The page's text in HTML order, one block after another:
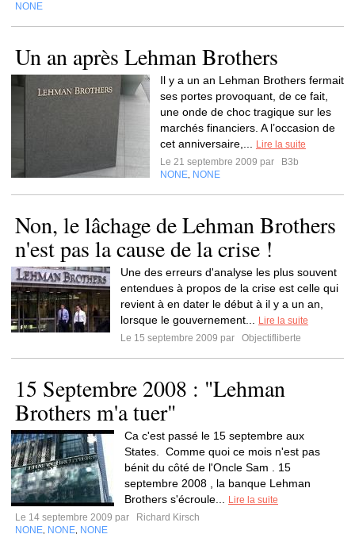
NONE
Un an après Lehman Brothers
Il y a un an Lehman Brothers fermait
ses portes provoquant, de ce fait,
une onde de choc tragique sur les
marchés financiers. A l’occasion de
cet anniversaire,...
Lire la suite
Le 21 septembre 2009 par
B3b
NONE NONE
Non, le lâchage de Lehman Brothers
n'est pas la cause de la crise !
Une des erreurs d'analyse les plus souvent
entendues à propos de la crise est celle qui
revient à en dater le début à il y a un an,
lorsque le gouvernement...
Lire la suite
Le 15 septembre 2009 par
Objectifliberte
15 Septembre 2008 : "Lehman
Brothers m'a tuer"
Ca c'est passé le 15 septembre aux
States. Comme quoi ce mois n'est pas
bénit du côté de l'Oncle Sam . 15
septembre 2008 , la banque Lehman
Brothers s'écroule...
Lire la suite
Le 14 septembre 2009 par
Richard Kirsch
NONE NONE NONE